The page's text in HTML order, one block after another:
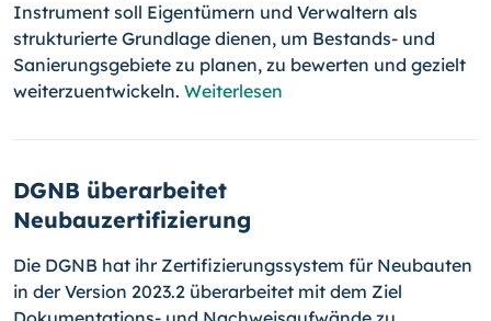
Instrument soll Eigentümern und Verwaltern als
strukturierte Grundlage dienen, um Bestands- und
Sanierungsgebiete zu planen, zu bewerten und gezielt
weiterzuentwickeln. Weiterlesen
DGNB überarbeitet
Neubauzertifizierung
Die DGNB hat ihr Zertifizierungssystem für Neubauten
in der Version 2023.2 überarbeitet mit dem Ziel